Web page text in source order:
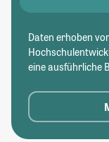
Daten erhoben
eine ausführliche